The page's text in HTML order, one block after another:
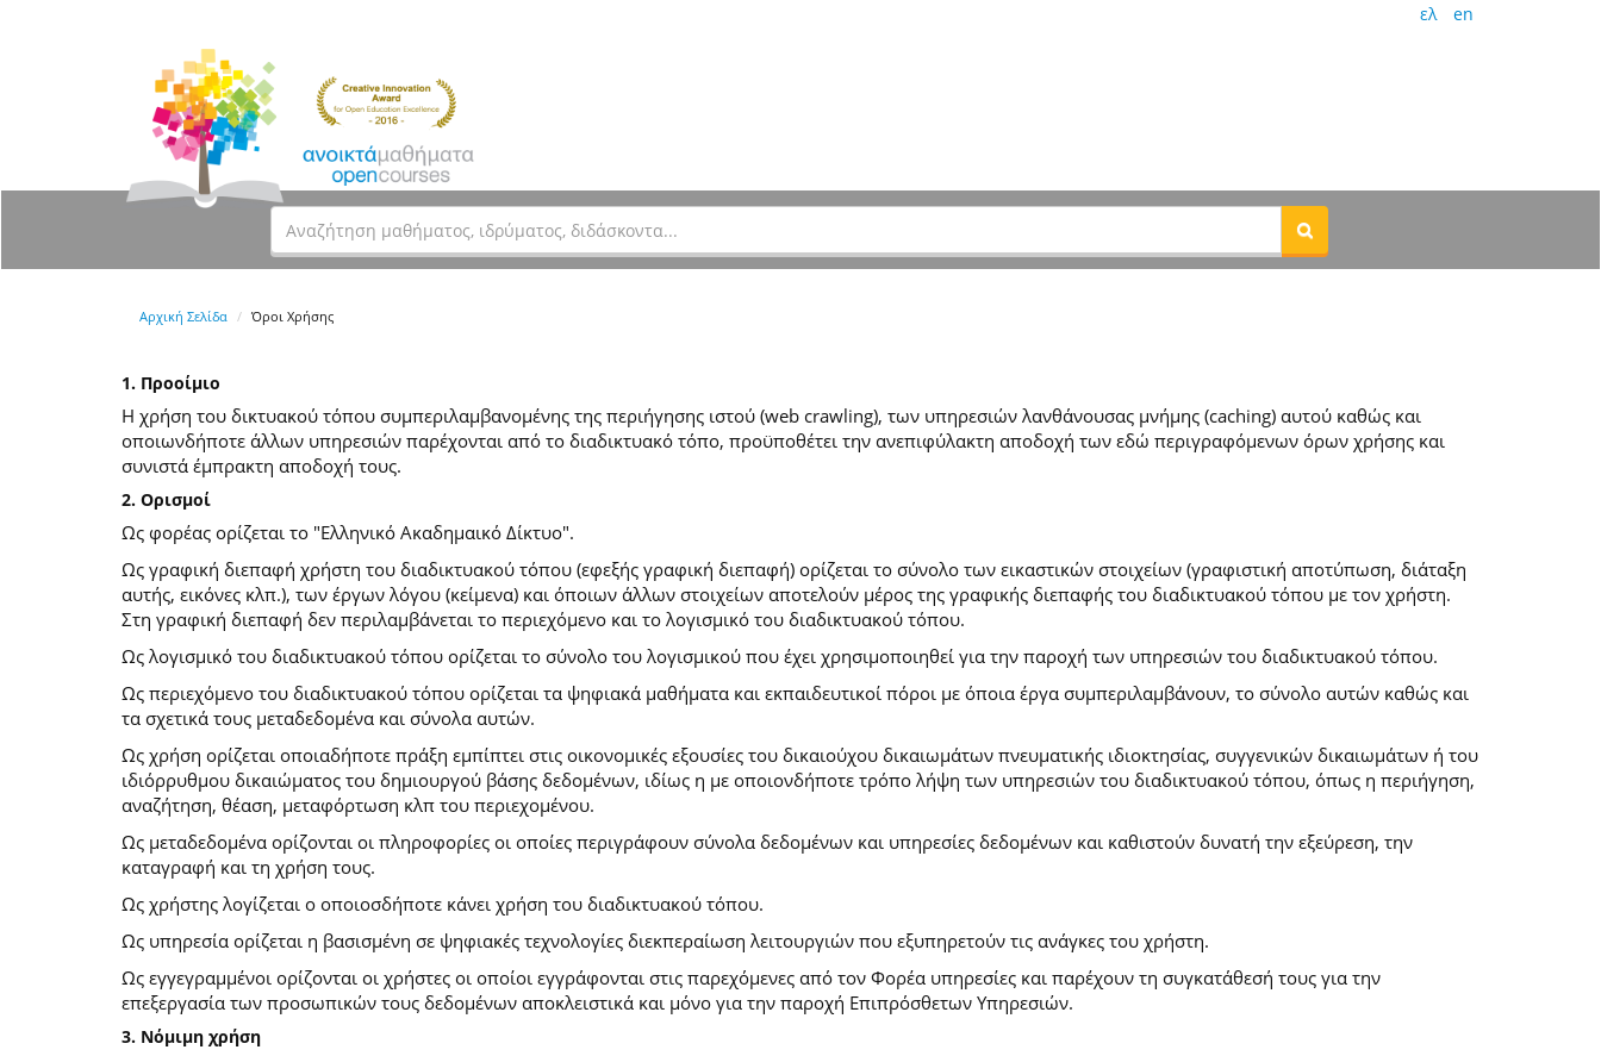
ελ en
Αρχική Σελίδα Όροι Χρήσης
1. Προοίμιο
Η χρήση του δικτυακού τόπου συμπεριλαμβανομένης της περιήγησης ιστού (web crawling), των υπηρεσιών λανθάνουσας μνήμης (caching) αυτού καθώς και
οποιωνδήποτε άλλων υπηρεσιών παρέχονται από το διαδικτυακό τόπο, προϋποθέτει την ανεπιφύλακτη αποδοχή των εδώ περιγραφόμενων όρων χρήσης και
συνιστά έμπρακτη αποδοχή τους.
2. Ορισμοί
Ως φορέας ορίζεται το "Ελληνικό Ακαδημαικό Δίκτυο".
Ως γραφική διεπαφή χρήστη του διαδικτυακού τόπου (εφεξής γραφική διεπαφή) ορίζεται το σύνολο των εικαστικών στοιχείων (γραφιστική αποτύπωση, διάταξη
αυτής, εικόνες κλπ.), των έργων λόγου (κείμενα) και όποιων άλλων στοιχείων αποτελούν μέρος της γραφικής διεπαφής του διαδικτυακού τόπου με τον χρήστη.
Στη γραφική διεπαφή δεν περιλαμβάνεται το περιεχόμενο και το λογισμικό του διαδικτυακού τόπου.
Ως λογισμικό του διαδικτυακού τόπου ορίζεται το σύνολο του λογισμικού που έχει χρησιμοποιηθεί για την παροχή των υπηρεσιών του διαδικτυακού τόπου.
Ως περιεχόμενο του διαδικτυακού τόπου ορίζεται τα ψηφιακά μαθήματα και εκπαιδευτικοί πόροι με όποια έργα συμπεριλαμβάνουν, το σύνολο αυτών καθώς και
τα σχετικά τους μεταδεδομένα και σύνολα αυτών.
Ως χρήση ορίζεται οποιαδήποτε πράξη εμπίπτει στις οικονομικές εξουσίες του δικαιούχου δικαιωμάτων πνευματικής ιδιοκτησίας, συγγενικών δικαιωμάτων ή του
ιδιόρρυθμου δικαιώματος του δημιουργού βάσης δεδομένων, ιδίως η με οποιονδήποτε τρόπο λήψη των υπηρεσιών του διαδικτυακού τόπου, όπως η περιήγηση,
αναζήτηση, θέαση, μεταφόρτωση κλπ του περιεχομένου.
Ως μεταδεδομένα ορίζονται οι πληροφορίες οι οποίες περιγράφουν σύνολα δεδομένων και υπηρεσίες δεδομένων και καθιστούν δυνατή την εξεύρεση, την
καταγραφή και τη χρήση τους.
Ως χρήστης λογίζεται ο οποιοσδήποτε κάνει χρήση του διαδικτυακού τόπου.
Ως υπηρεσία ορίζεται η βασισμένη σε ψηφιακές τεχνολογίες διεκπεραίωση λειτουργιών που εξυπηρετούν τις ανάγκες του χρήστη.
Ως εγγεγραμμένοι ορίζονται οι χρήστες οι οποίοι εγγράφονται στις παρεχόμενες από τον Φορέα υπηρεσίες και παρέχουν τη συγκατάθεσή τους για την
επεξεργασία των προσωπικών τους δεδομένων αποκλειστικά και μόνο για την παροχή Επιπρόσθετων Υπηρεσιών.
3. Νόμιμη χρήση